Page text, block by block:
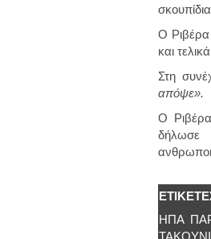
Ο Ριβέρα
και
Στη
απόψε».
Ο
δήλωσε
ΗΠΑ